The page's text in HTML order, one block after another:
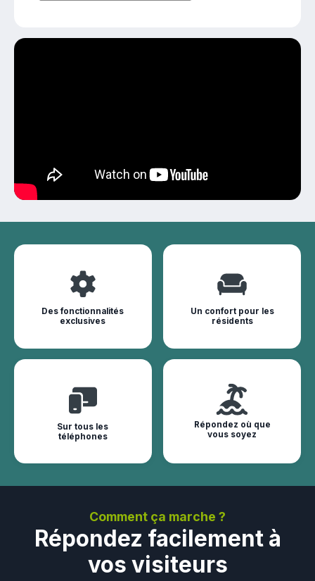
Des fonctionnalités
exclusives
Un confort pour les
résidents
Sur tous les
téléphones
Répondez où que
vous soyez
Comment ça marche ?
Répondez facilement à
vos visiteurs